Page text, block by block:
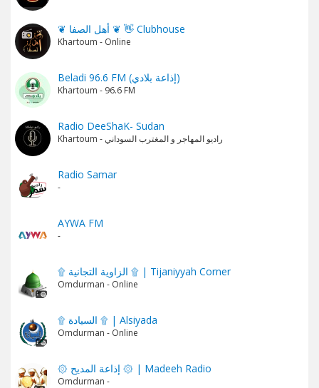
❦ أهل الصفا ❦ 👋 Clubhouse
Khartoum - Online
Beladi 96.6 FM (إذاعة بلادي)
Khartoum - 96.6 FM
Radio DeeShaK- Sudan
Khartoum - راديو المهاجر و المغترب السوداني
Radio Samar
-
AYWA FM
-
۩ الزاوية التجانية ۩ | Tijaniyyah Corner
Omdurman - Online
۩ السيادة ۩ | Alsiyada
Omdurman - Online
۞ إذاعة المديح ۞ | Madeeh Radio
Omdurman -